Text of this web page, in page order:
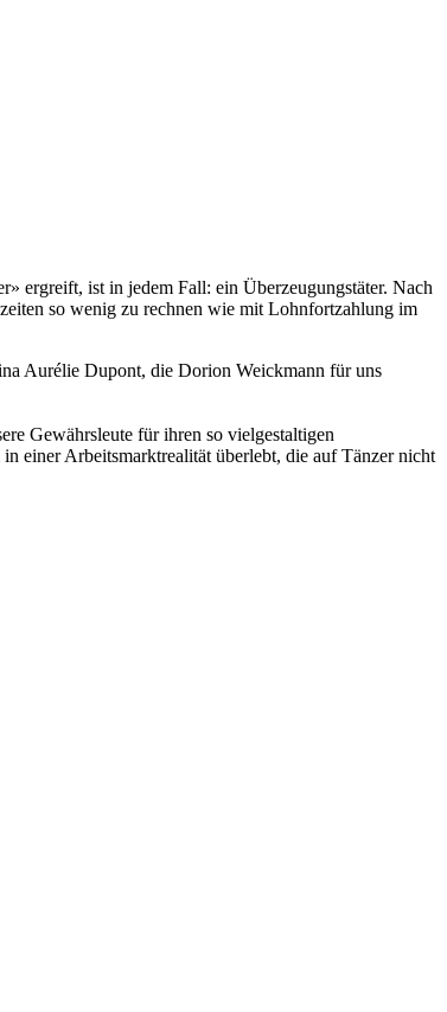
ergreift, ist in jedem Fall: ein Überzeugungstäter. Nach
so wenig zu rechnen wie mit Lohnfortzahlung im
Aurélie Dupont, die Dorion Weickmann für uns
Gewährsleute für ihren so vielgestaltigen
einer Arbeitsmarktrealität überlebt, die auf Tänzer nicht